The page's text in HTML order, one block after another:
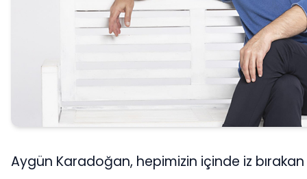
Aygün Karadoğan, hepimizin içinde iz